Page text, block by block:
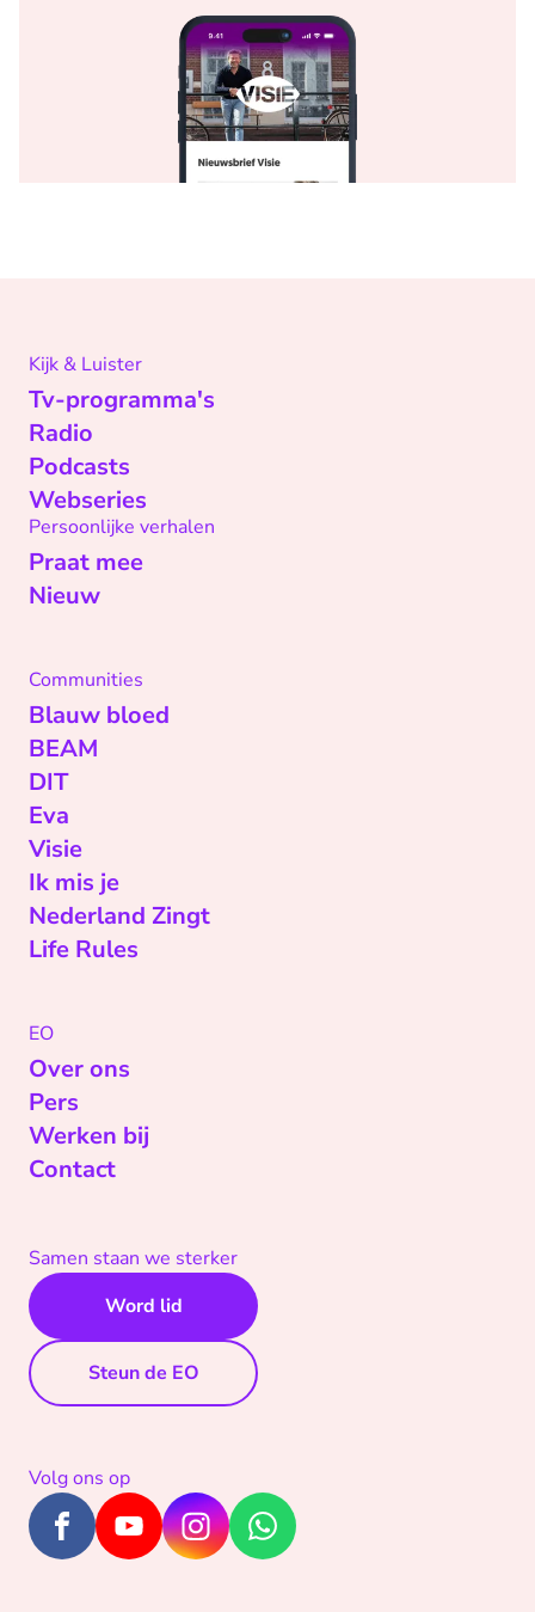
Kijk & Luister
Tv-programma's
Radio
Podcasts
Webseries
Persoonlijke verhalen
Praat mee
Nieuw
Communities
Blauw bloed
BEAM
DIT
Eva
Visie
Ik mis je
Nederland Zingt
Life Rules
EO
Over ons
Pers
Werken bij
Contact
Samen staan we sterker
Word lid
Steun de EO
Volg ons op